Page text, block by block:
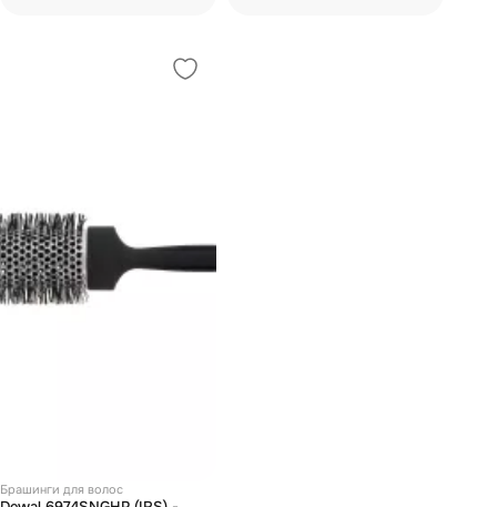
Брашинги для волос